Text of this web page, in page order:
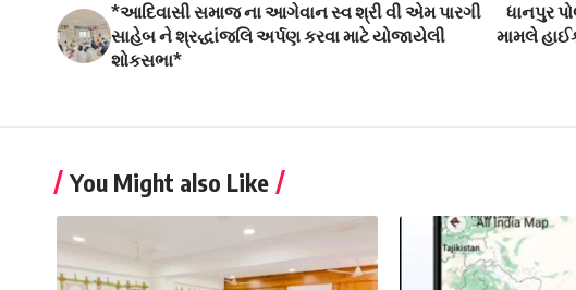
*આદિવાસી સમાજ ના આગેવાન સ્વ શ્રી વી એમ પારગી
સાહેબ ને શ્રદ્ધાંજલિ અર્પણ કરવા માટે યોજાયેલી
શોકસભા*
ધાનપુર
મામલે
You Might also Like